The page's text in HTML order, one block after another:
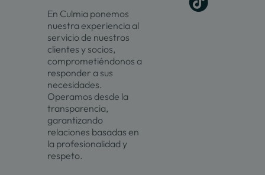
En Culmia ponemos
nuestra experiencia al
servicio de nuestros
clientes y socios,
comprometiéndonos a
responder a sus
necesidades.
Operamos desde la
transparencia,
garantizando
relaciones basadas en
la profesionalidad y
respeto.